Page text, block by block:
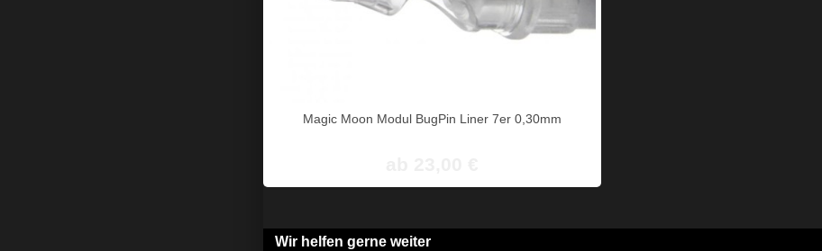
Magic Moon Modul BugPin Liner 7er 0,30mm
Wir helfen gerne weiter